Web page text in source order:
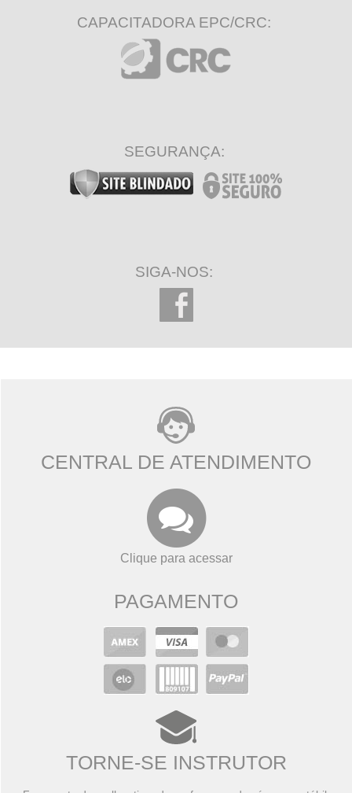
CAPACITADORA EPC/CRC:
SEGURANÇA:
SIGA-NOS:
CENTRAL DE ATENDIMENTO
Clique para acessar
PAGAMENTO
TORNE-SE INSTRUTOR